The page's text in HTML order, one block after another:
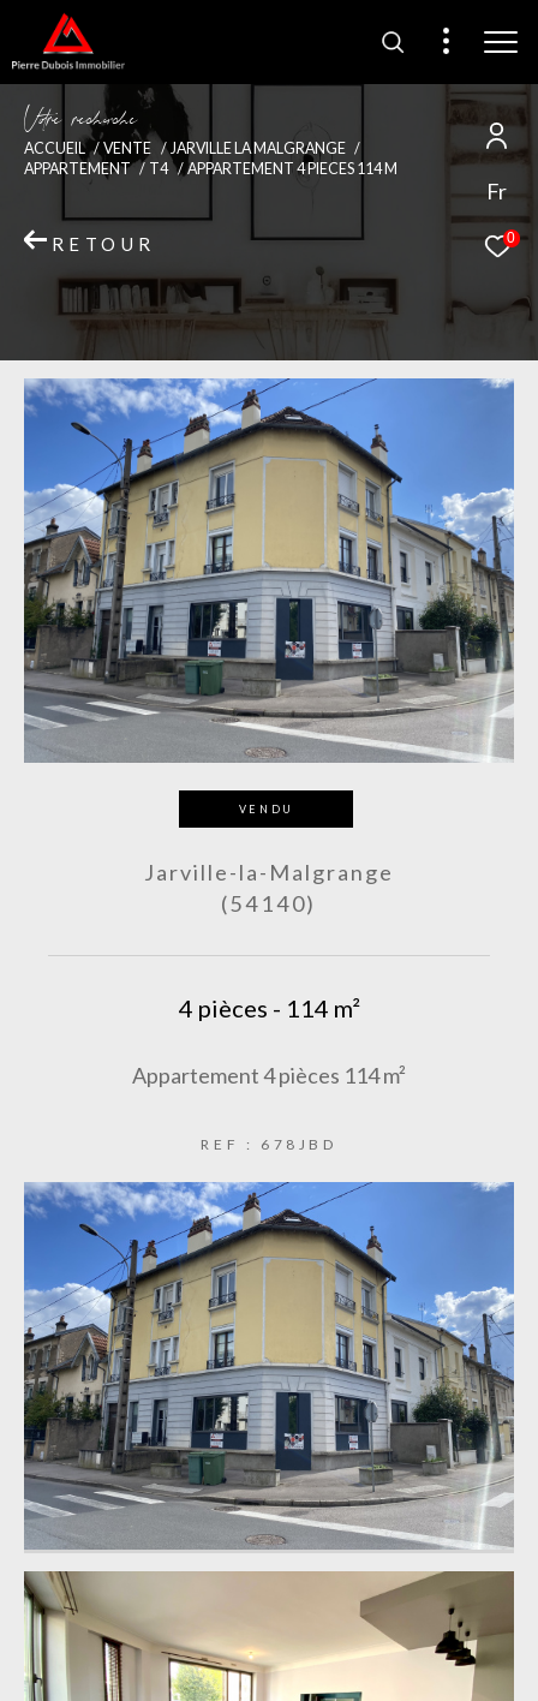
Fr
0
Vore recece
ACCUEIL VENTE
JARVILLE LA MALGRANGE
APPARTEMENT
T4 APPARTEMENT 4 PIECES 114 M
RETOUR
VENDU
Jarville-la-Malgrange
(54140)
4 pièces - 114 m²
Appartement 4 pièces 114 m²
REF : 678JBD